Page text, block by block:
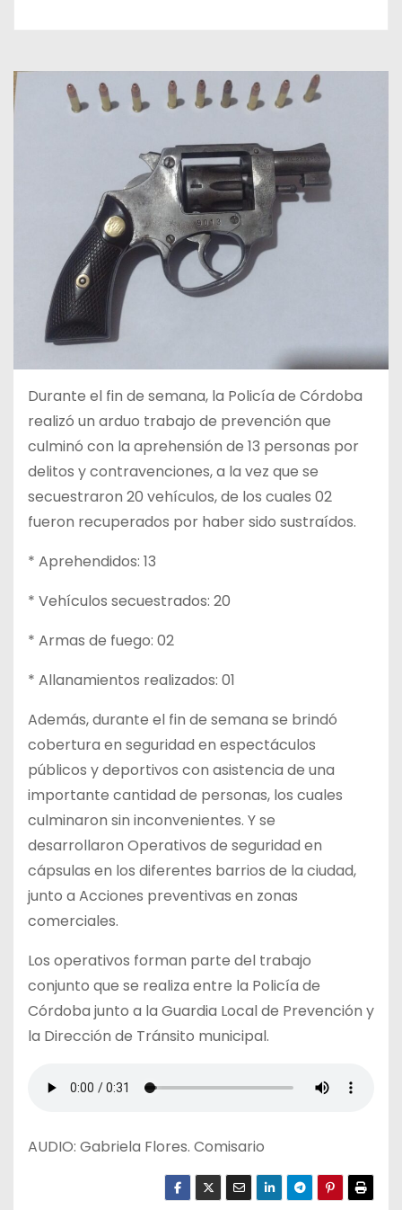
Durante el fin de semana, la Policía de Córdoba
realizó un arduo trabajo de prevención que
culminó con la aprehensión de 13 personas por
delitos y contravenciones, a la vez que se
secuestraron 20 vehículos, de los cuales 02
fueron recuperados por haber sido sustraídos.
* Aprehendidos: 13
* Vehículos secuestrados: 20
* Armas de fuego: 02
* Allanamientos realizados: 01
Además, durante el fin de semana se brindó
cobertura en seguridad en espectáculos
públicos y deportivos con asistencia de una
importante cantidad de personas, los cuales
culminaron sin inconvenientes. Y se
desarrollaron Operativos de seguridad en
cápsulas en los diferentes barrios de la ciudad,
junto a Acciones preventivas en zonas
comerciales.
Los operativos forman parte del trabajo
conjunto que se realiza entre la Policía de
Córdoba junto a la Guardia Local de Prevención y
la Dirección de Tránsito municipal.
AUDIO: Gabriela Flores. Comisario